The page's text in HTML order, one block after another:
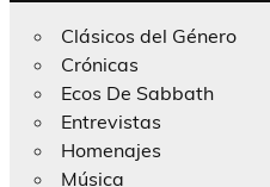
Clásicos del Género
Crónicas
Ecos De Sabbath
Entrevistas
Homenajes
Música